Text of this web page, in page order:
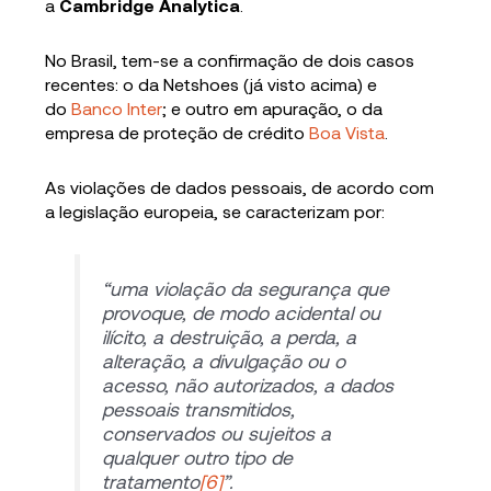
a Cambridge Analytica
No Brasil, tem-se a confirmação de dois casos
recentes: o da Netshoes (já visto acima) e
doBanco Inter; e outro em apuração, o da
empresa de proteção de créditoBoa Vista
As violações de dados pessoais, de acordo com
a legislação europeia, se caracterizam por:
“uma violação da segurança que
provoque, de modo acidental ou
ilícito, a destruição, a perda, a
alteração, a divulgação ou o
acesso, não autorizados, a dados
pessoais transmitidos,
conservados ou sujeitos a
qualquer outro tipo de
tratamento[6]”.